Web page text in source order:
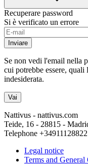
Recuperare password
Si è verificato un errore
Inviare
Se non vedi l'email nella
cui potrebbe essere,
indesiderata.
Vai
Nattivus - nattivus.com
Teide, 16 - 28815 -
Telephone +34911128822
Legal notice
Terms and